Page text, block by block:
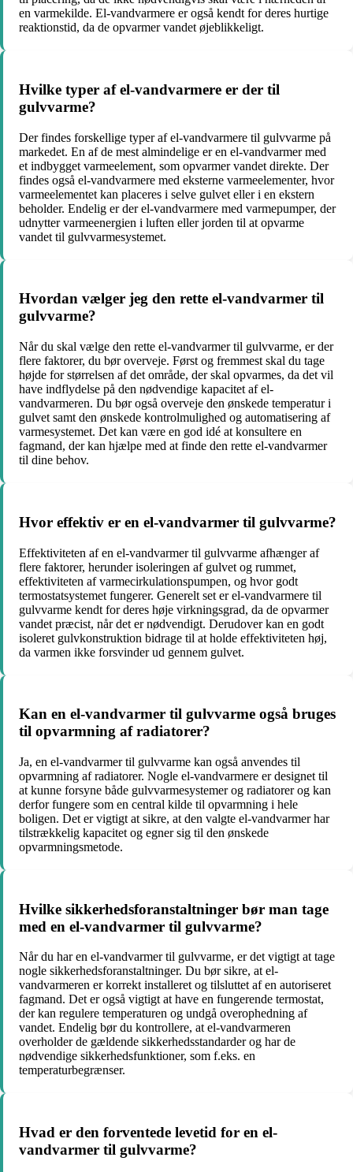
en varmekilde. El-vandvarmere er også kendt for deres hurtige
reaktionstid, da de opvarmer vandet øjeblikkeligt.
Hvilke typer af el-vandvarmere er der til
gulvvarme?
Der findes forskellige typer af el-vandvarmere til gulvvarme på
markedet. En af de mest almindelige er en el-vandvarmer med
et indbygget varmeelement, som opvarmer vandet direkte. Der
findes også el-vandvarmere med eksterne varmeelementer, hvor
varmeelementet kan placeres i selve gulvet eller i en ekstern
beholder. Endelig er der el-vandvarmere med varmepumper, der
udnytter varmeenergien i luften eller jorden til at opvarme
vandet til gulvvarmesystemet.
Hvordan vælger jeg den rette el-vandvarmer til
gulvvarme?
Når du skal vælge den rette el-vandvarmer til gulvvarme, er der
flere faktorer, du bør overveje. Først og fremmest skal du tage
højde for størrelsen af det område, der skal opvarmes, da det vil
have indflydelse på den nødvendige kapacitet af el-
vandvarmeren. Du bør også overveje den ønskede temperatur i
gulvet samt den ønskede kontrolmulighed og automatisering af
varmesystemet. Det kan være en god idé at konsultere en
fagmand, der kan hjælpe med at finde den rette el-vandvarmer
til dine behov.
Hvor effektiv er en el-vandvarmer til gulvvarme?
Effektiviteten af en el-vandvarmer til gulvvarme afhænger af
flere faktorer, herunder isoleringen af gulvet og rummet,
effektiviteten af varmecirkulationspumpen, og hvor godt
termostatsystemet fungerer. Generelt set er el-vandvarmere til
gulvvarme kendt for deres høje virkningsgrad, da de opvarmer
vandet præcist, når det er nødvendigt. Derudover kan en godt
isoleret gulvkonstruktion bidrage til at holde effektiviteten høj,
da varmen ikke forsvinder ud gennem gulvet.
Kan en el-vandvarmer til gulvvarme også bruges
til opvarmning af radiatorer?
Ja, en el-vandvarmer til gulvvarme kan også anvendes til
opvarmning af radiatorer. Nogle el-vandvarmere er designet til
at kunne forsyne både gulvvarmesystemer og radiatorer og kan
derfor fungere som en central kilde til opvarmning i hele
boligen. Det er vigtigt at sikre, at den valgte el-vandvarmer har
tilstrækkelig kapacitet og egner sig til den ønskede
opvarmningsmetode.
Hvilke sikkerhedsforanstaltninger bør man tage
med en el-vandvarmer til gulvvarme?
Når du har en el-vandvarmer til gulvvarme, er det vigtigt at tage
nogle sikkerhedsforanstaltninger. Du bør sikre, at el-
vandvarmeren er korrekt installeret og tilsluttet af en autoriseret
fagmand. Det er også vigtigt at have en fungerende termostat,
der kan regulere temperaturen og undgå overophedning af
vandet. Endelig bør du kontrollere, at el-vandvarmeren
overholder de gældende sikkerhedsstandarder og har de
nødvendige sikkerhedsfunktioner, som f.eks. en
temperaturbegrænser.
Hvad er den forventede levetid for en el-
vandvarmer til gulvvarme?